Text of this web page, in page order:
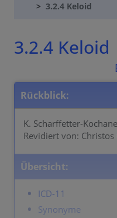
3.2.4 Keloid
3.2.4 Keloid
Rückblick:
K. Scharffetter-
Revidiert von: Christos
Übersicht:
ICD-11
Synonyme